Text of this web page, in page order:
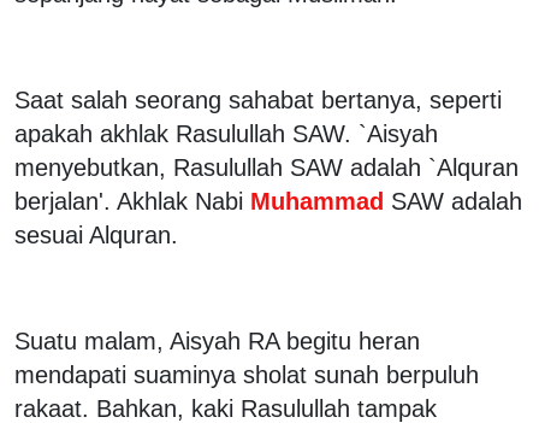
Saat salah seorang sahabat bertanya, seperti
apakah akhlak Rasulullah SAW. `Aisyah
menyebutkan, Rasulullah SAW adalah `Alquran
berjalan'. Akhlak Nabi Muhammad SAW adalah
sesuai Alquran.
Suatu malam, Aisyah RA begitu heran
mendapati suaminya sholat sunah berpuluh
rakaat. Bahkan, kaki Rasulullah tampak